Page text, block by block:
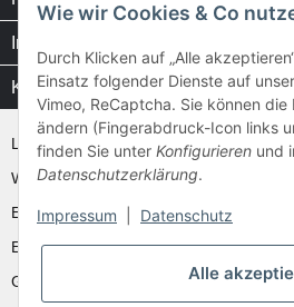
Informationen
Kataloge / Videos
Layher Videos und Downloads
WAKÜ
Ernst
Euroline
Günzburger
Wie wir Cookies & Co
Durch Klicken auf „Alle
Einsatz folgender Dienste auf
Vimeo, ReCaptcha. Sie können
ändern (Fingerabdruck-Icon links
finden Sie unter Konfigurieren und
Datenschutzerklärung.
Impressum Datenschutz
Alle